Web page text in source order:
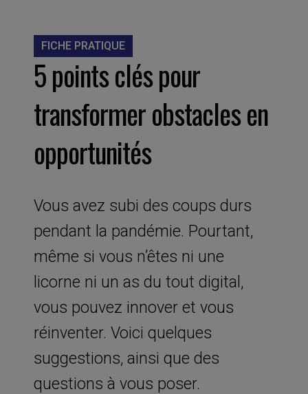
FICHE PRATIQUE
5 points clés pour
transformer obstacles en
opportunités
Vous avez subi des coups durs
pendant la pandémie. Pourtant,
même si vous n’êtes ni une
licorne ni un as du tout digital,
vous pouvez innover et vous
réinventer. Voici quelques
suggestions, ainsi que des
questions à vous poser.